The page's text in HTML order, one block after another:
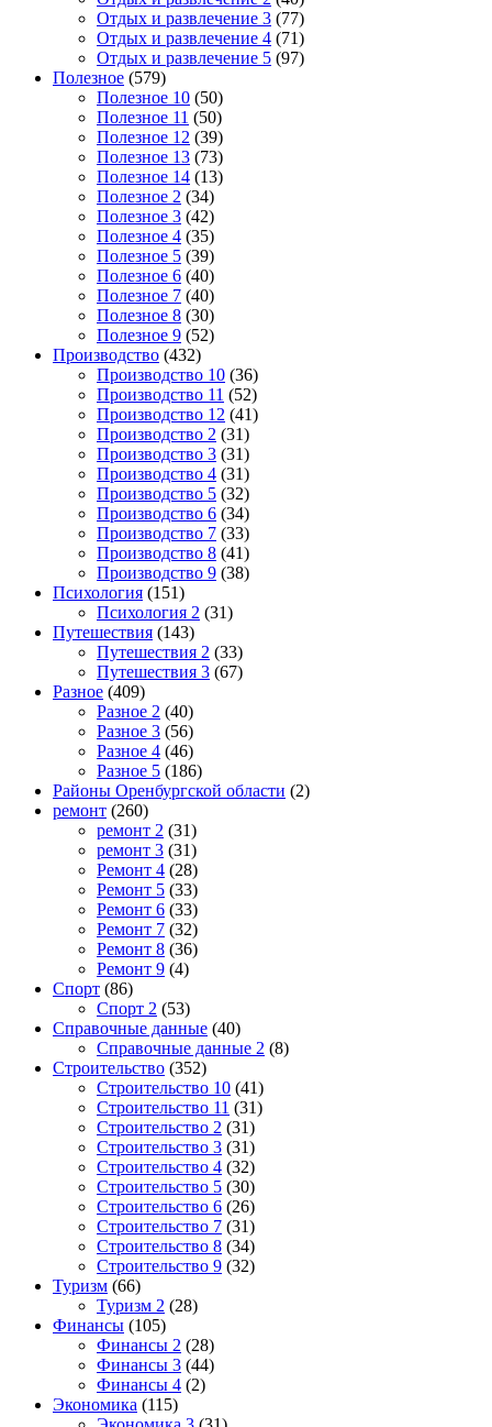
Отдых и развлечение 3 (77)
Отдых и развлечение 4 (71)
Отдых и развлечение 5 (97)
Полезное (579)
Полезное 10 (50)
Полезное 11 (50)
Полезное 12 (39)
Полезное 13 (73)
Полезное 14 (13)
Полезное 2 (34)
Полезное 3 (42)
Полезное 4 (35)
Полезное 5 (39)
Полезное 6 (40)
Полезное 7 (40)
Полезное 8 (30)
Полезное 9 (52)
Производство (432)
Производство 10 (36)
Производство 11 (52)
Производство 12 (41)
Производство 2 (31)
Производство 3 (31)
Производство 4 (31)
Производство 5 (32)
Производство 6 (34)
Производство 7 (33)
Производство 8 (41)
Производство 9 (38)
Психология (151)
Психология 2 (31)
Путешествия (143)
Путешествия 2 (33)
Путешествия 3 (67)
Разное (409)
Разное 2 (40)
Разное 3 (56)
Разное 4 (46)
Разное 5 (186)
Районы Оренбургской области (2)
ремонт (260)
ремонт 2 (31)
ремонт 3 (31)
Ремонт 4 (28)
Ремонт 5 (33)
Ремонт 6 (33)
Ремонт 7 (32)
Ремонт 8 (36)
Ремонт 9 (4)
Спорт (86)
Спорт 2 (53)
Справочные данные (40)
Справочные данные 2 (8)
Строительство (352)
Строительство 10 (41)
Строительство 11 (31)
Строительство 2 (31)
Строительство 3 (31)
Строительство 4 (32)
Строительство 5 (30)
Строительство 6 (26)
Строительство 7 (31)
Строительство 8 (34)
Строительство 9 (32)
Туризм (66)
Туризм 2 (28)
Финансы (105)
Финансы 2 (28)
Финансы 3 (44)
Финансы 4 (2)
Экономика (115)